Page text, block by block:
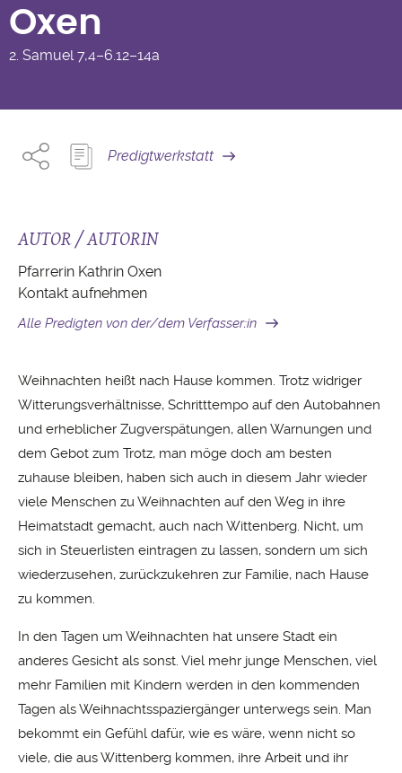
Oxen
2. Samuel 7,4–6.12–14a
Predigtwerkstatt
AUTOR / AUTORIN
Pfarrerin Kathrin Oxen
Kontakt aufnehmen
Alle Predigten von der/dem Verfasser:in
Weihnachten heißt nach Hause kommen. Trotz widriger
Witterungsverhältnisse, Schritttempo auf den Autobahnen
und erheblicher Zugverspätungen, allen Warnungen und
dem Gebot zum Trotz, man möge doch am besten
zuhause bleiben, haben sich auch in diesem Jahr wieder
viele Menschen zu Weihnachten auf den Weg in ihre
Heimatstadt gemacht, auch nach Wittenberg. Nicht, um
sich in Steuerlisten eintragen zu lassen, sondern um sich
wiederzusehen, zurückzukehren zur Familie, nach Hause
zu kommen.
In den Tagen um Weihnachten hat unsere Stadt ein
anderes Gesicht als sonst. Viel mehr junge Menschen, viel
mehr Familien mit Kindern werden in den kommenden
Tagen als Weihnachtsspaziergänger unterwegs sein. Man
bekommt ein Gefühl dafür, wie es wäre, wenn nicht so
viele, die aus Wittenberg kommen, ihre Arbeit und ihr